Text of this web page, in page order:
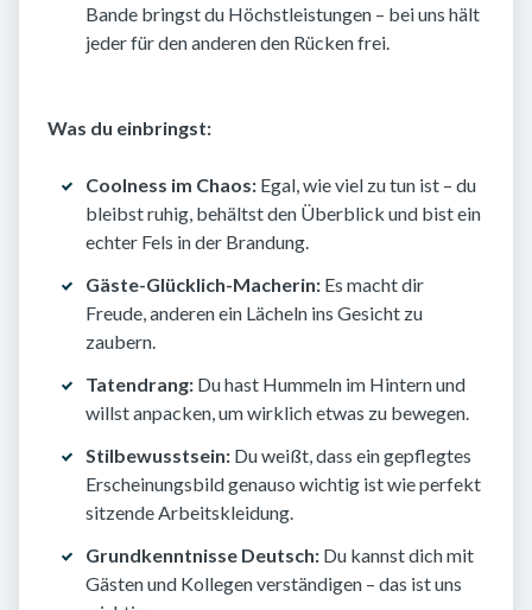
Bande bringst du Höchstleistungen – bei uns hält
jeder für den anderen den Rücken frei.
Was du einbringst:
Coolness im Chaos: Egal, wie viel zu tun ist – du
bleibst ruhig, behältst den Überblick und bist ein
echter Fels in der Brandung.
Gäste-Glücklich-Macherin: Es macht dir
Freude, anderen ein Lächeln ins Gesicht zu
zaubern.
Tatendrang: Du hast Hummeln im Hintern und
willst anpacken, um wirklich etwas zu bewegen.
Stilbewusstsein: Du weißt, dass ein gepflegtes
Erscheinungsbild genauso wichtig ist wie perfekt
sitzende Arbeitskleidung.
Grundkenntnisse Deutsch: Du kannst dich mit
Gästen und Kollegen verständigen – das ist uns